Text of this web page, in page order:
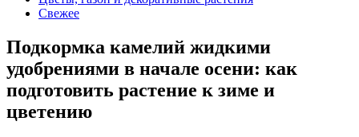
Свежее
Подкормка камелий жидкими
удобрениями в начале осени: как
подготовить растение к зиме и
цветению